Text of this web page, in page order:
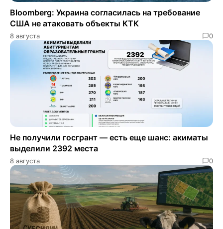
Bloomberg: Украина согласилась на требование
США не атаковать объекты КТК
8 августа 0
Не получили госгрант — есть еще шанс: акиматы
выделили 2392 места
8 августа 0